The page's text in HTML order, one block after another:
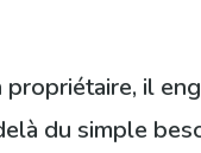
propriétaire, il
du simple